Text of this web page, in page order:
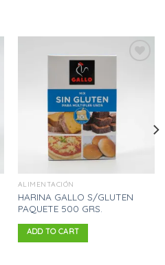
ALIMENTACIÓN
HARINA GALLO S/GLUTEN
PAQUETE 500 GRS.
ADD TO CART